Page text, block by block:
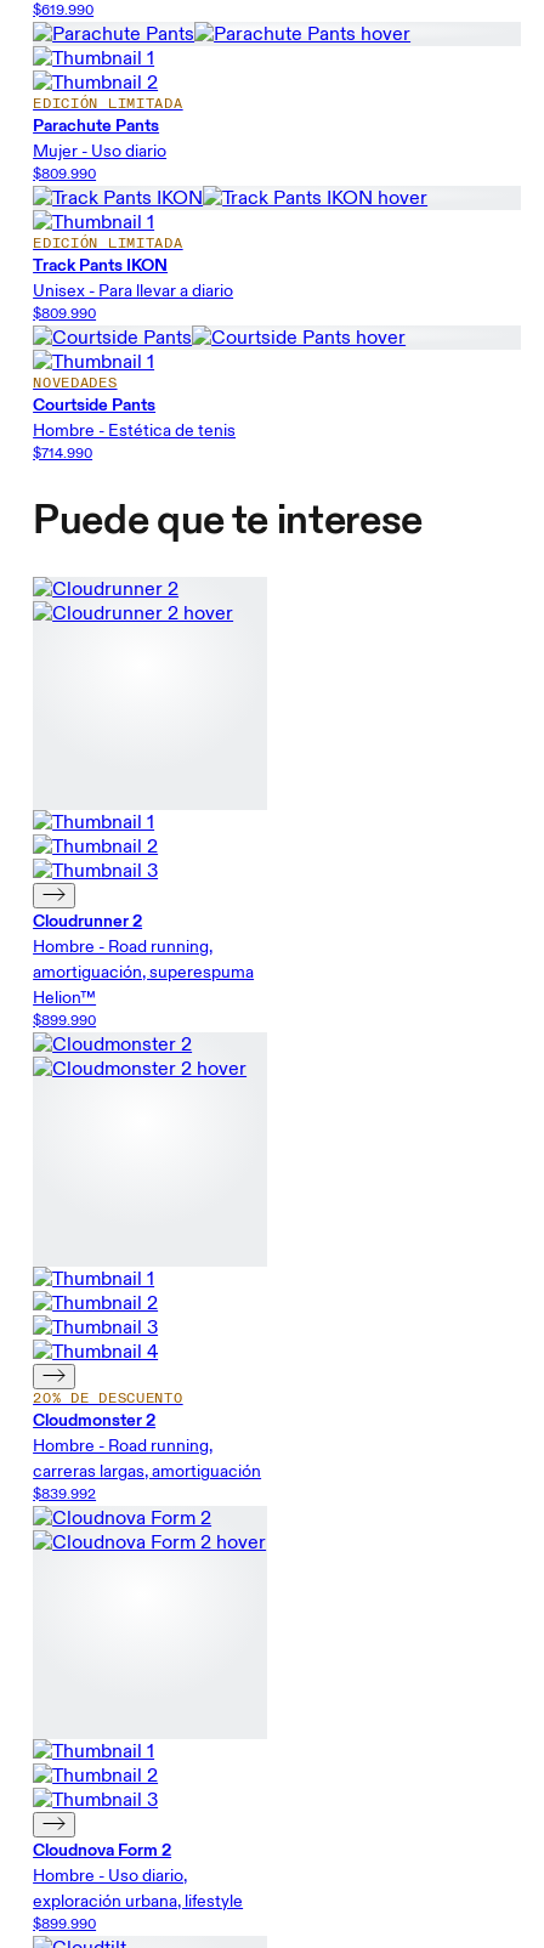
$619.990
EDICIÓN LIMITADA
Parachute Pants
Mujer - Uso diario
$809.990
EDICIÓN LIMITADA
Track Pants IKON
Unisex - Para llevar a diario
$809.990
NOVEDADES
Courtside Pants
Hombre - Estética de tenis
$714.990
Puede que te interese
Cloudrunner 2
Hombre - Road running,
amortiguación, superespuma
Helion™
$899.990
20% DE DESCUENTO
Cloudmonster 2
Hombre - Road running,
carreras largas, amortiguación
$839.992
Cloudnova Form 2
Hombre - Uso diario,
exploración urbana, lifestyle
$899.990